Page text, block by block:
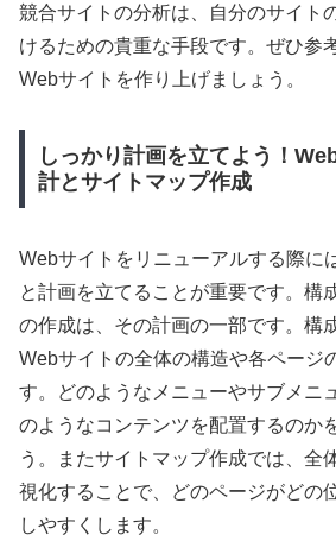
競合サイトの分析は、自分のサイト
けるための貴重な手段です。ぜひ参
Webサイトを作り上げましょう。
しっかり計画を立てよう！
計とサイトマップ作成
Webサイトをリニューアルする際に
と計画を立てることが重要です。構
の作成は、その計画の一部です。構
Webサイトの全体の構造や各ページ
す。どのようなメニューやサブメニ
のようなコンテンツを配置するのか
う。またサイトマップ作成では、全
視化することで、どのページがどの
しやすくします。